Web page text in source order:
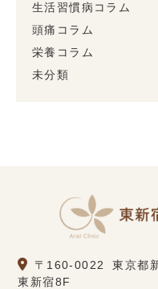
生活習慣病コラム
頭痛コラム
栄養コラム
未分類
〒160-0022
東京都
東新宿8F